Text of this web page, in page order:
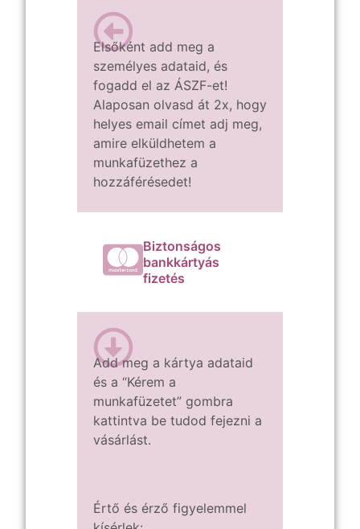
Elsőként add meg a
személyes adataid, és
fogadd el az ÁSZF-et!
Alaposan olvasd át 2x, hogy
helyes email címet adj meg,
amire elküldhetem a
munkafüzethez a
hozzáférésedet!
Biztonságos
bankkártyás
fizetés
Add meg a kártya adataid
és a “Kérem a
munkafüzetet” gombra
kattintva be tudod fejezni a
vásárlást.
Értő és érző figyelemmel